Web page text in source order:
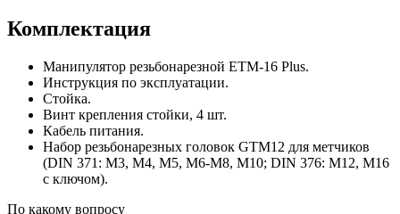
Комплектация
Манипулятор резьбонарезной ETM-16 Plus.
Инструкция по эксплуатации.
Стойка.
Винт крепления стойки, 4 шт.
Кабель питания.
Набор резьбонарезных головок GTM12 для метчиков
(DIN 371: M3, M4, M5, M6-M8, M10; DIN 376: M12, M16
с ключом).
По какому вопросу